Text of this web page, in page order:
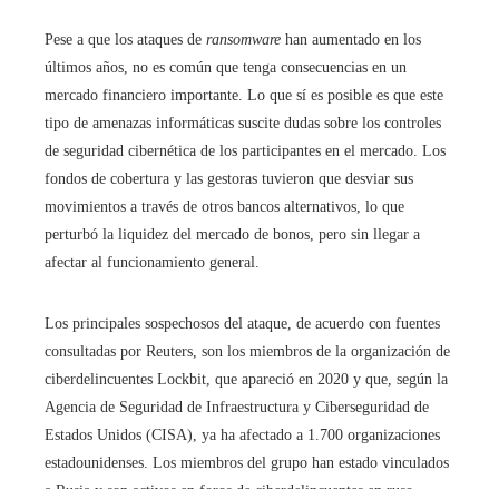
Pese a que los ataques de ransomware han aumentado en los
últimos años, no es común que tenga consecuencias en un
mercado financiero importante. Lo que sí es posible es que este
tipo de amenazas informáticas suscite dudas sobre los controles
de seguridad cibernética de los participantes en el mercado. Los
fondos de cobertura y las gestoras tuvieron que desviar sus
movimientos a través de otros bancos alternativos, lo que
perturbó la liquidez del mercado de bonos, pero sin llegar a
afectar al funcionamiento general.
Los principales sospechosos del ataque, de acuerdo con fuentes
consultadas por Reuters, son los miembros de la organización de
ciberdelincuentes Lockbit, que apareció en 2020 y que, según la
Agencia de Seguridad de Infraestructura y Ciberseguridad de
Estados Unidos (CISA), ya ha afectado a 1.700 organizaciones
estadounidenses. Los miembros del grupo han estado vinculados